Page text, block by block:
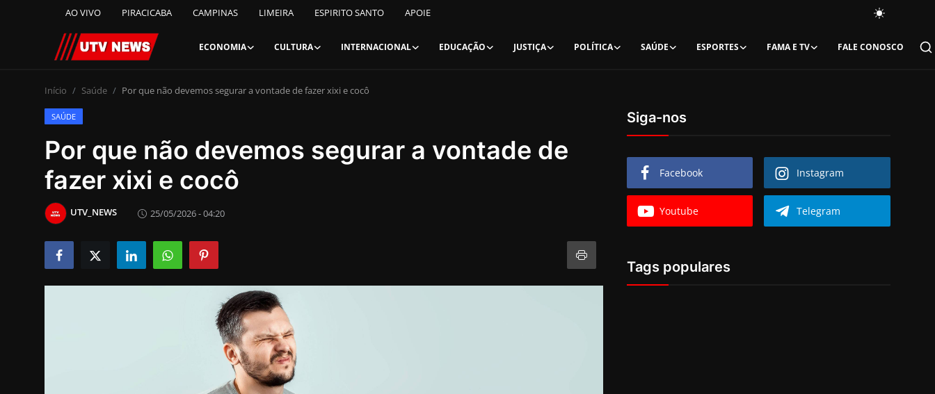
AO VIVO PIRACICABA CAMPINAS LIMEIRA ESPIRITO SANTO APOIE
ECONOMIA CULTURA INTERNACIONAL EDUCAÇÃO JUSTIÇA POLÍTICA SAÚDE ESPORTES FAMA E TV FALE CONOSCO
AO VIVO
PIRACICABA
CAMPINAS
LIMEIRA
ESPIRITO SANTO
Economia
Início Saúde Por que não devemos segurar a vontade de fazer xixi e cocô
SAÚDE
Por que não devemos segurar a vontade de
fazer xixi e cocô
UTV_NEWS 25/05/2026 - 04:20
Siga-nos
Facebook Instagram
Youtube Telegram
Tags populares